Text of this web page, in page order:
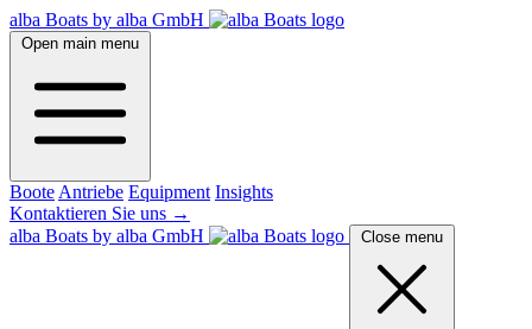
alba Boats by alba GmbH
Open main menu
Boote Antriebe Equipment Insights
Kontaktieren Sie uns →
alba Boats by alba GmbH
Close menu